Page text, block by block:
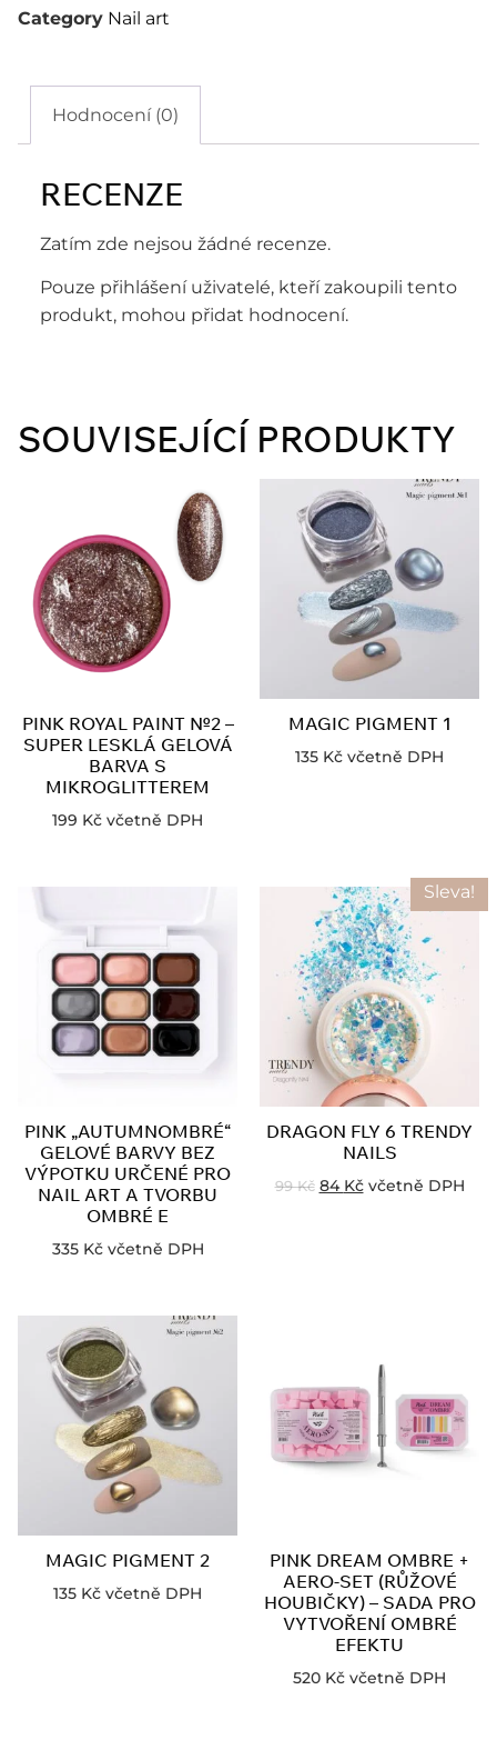
Category Nail art
Hodnocení (0)
RECENZE
Zatím zde nejsou žádné recenze.
Pouze přihlášení uživatelé, kteří zakoupili tento
produkt, mohou přidat hodnocení.
SOUVISEJÍCÍ PRODUKTY
PINK ROYAL PAINT №2 –
SUPER LESKLÁ GELOVÁ
BARVA S
MIKROGLITTEREM
199 Kč včetně DPH
MAGIC PIGMENT 1
135 Kč včetně DPH
PINK „AUTUMNOMBRÉ“
GELOVÉ BARVY BEZ
VÝPOTKU URČENÉ PRO
NAIL ART A TVORBU
OMBRÉ E
335 Kč včetně DPH
Sleva!
DRAGON FLY 6 TRENDY
NAILS
99Kč 84 Kč včetně DPH
MAGIC PIGMENT 2
135 Kč včetně DPH
PINK DREAM OMBRE +
AERO-SET (RŮŽOVÉ
HOUBIČKY) – SADA PRO
VYTVOŘENÍ OMBRÉ
EFEKTU
520 Kč včetně DPH